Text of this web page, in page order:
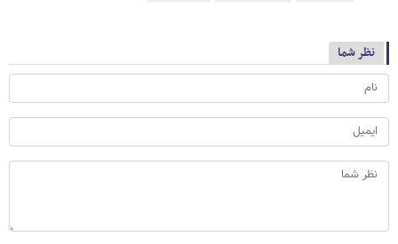
نظر شما